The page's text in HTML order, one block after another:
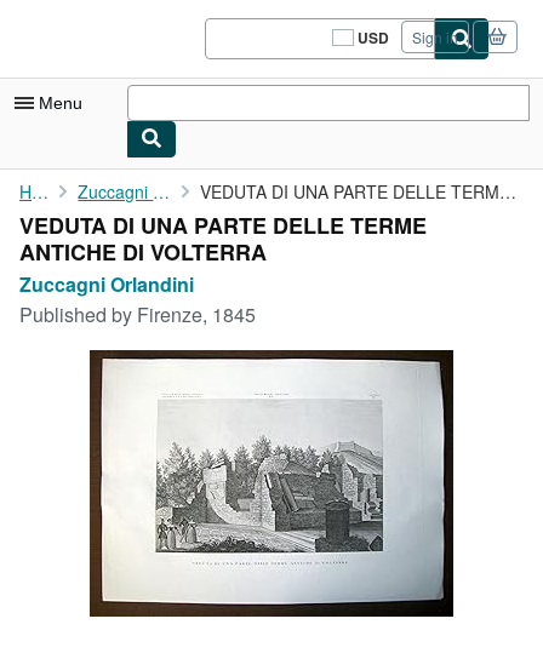
USD
Site
shopping
Sign in
Menu
My Account
My Purchases
Sign Off
Advanced Search
Browse Collections
Rare Books
Home Zuccagni Orlandini VEDUTA DI UNA PARTE DELLE TERME ANTICHE DI VOLTERRA
VEDUTA DI UNA PARTE DELLE TERME
ANTICHE DI VOLTERRA
Zuccagni Orlandini
Published by Firenze, 1845